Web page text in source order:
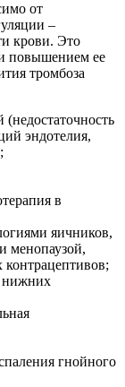
от
–
крови. Это
и повышением ее
тромбоза
эндотелия,
в
яичников,
менопаузой,
нижних
гнойного